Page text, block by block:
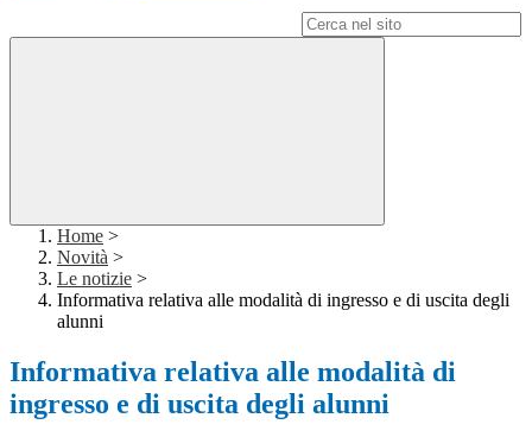
Home >
Novità >
Le notizie >
Informativa relativa alle modalità di ingresso e di uscita degli
alunni
Informativa relativa alle modalità di
ingresso e di uscita degli alunni